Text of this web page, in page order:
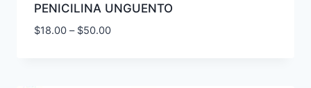
PENICILINA UNGUENTO
$18.00 – $50.00Price